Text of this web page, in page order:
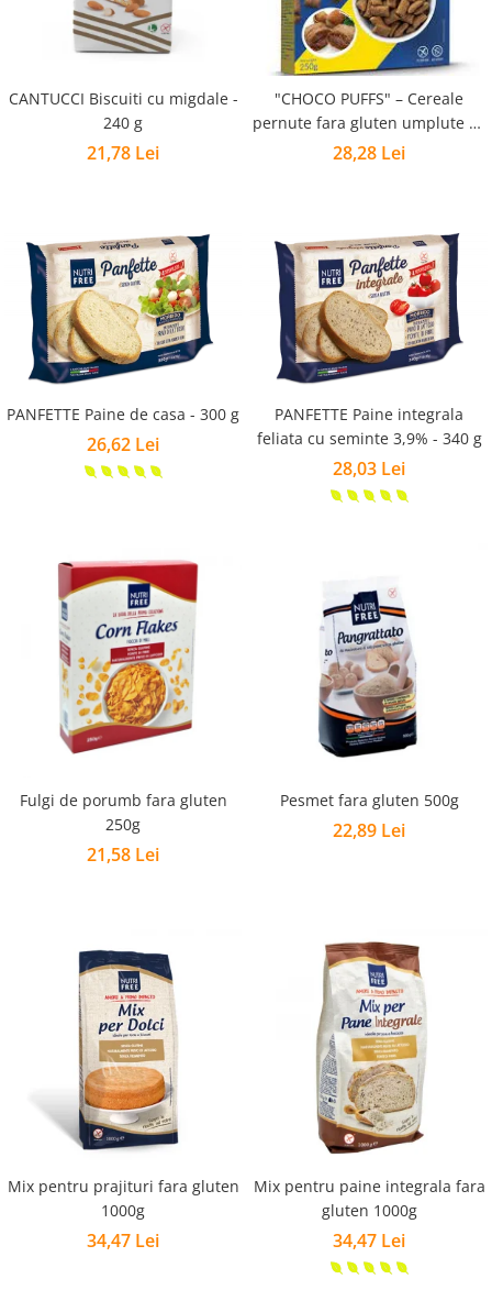
CANTUCCI Biscuiti cu migdale -
240 g
21,78 Lei
"CHOCO PUFFS" – Cereale
pernute fara gluten umplute cu
crema de alune - 250g
28,28 Lei
PANFETTE Paine de casa - 300 g
26,62 Lei
PANFETTE Paine integrala
feliata cu seminte 3,9% - 340 g
28,03 Lei
Fulgi de porumb fara gluten
250g
21,58 Lei
Pesmet fara gluten 500g
22,89 Lei
Mix pentru prajituri fara gluten
1000g
34,47 Lei
Mix pentru paine integrala fara
gluten 1000g
34,47 Lei